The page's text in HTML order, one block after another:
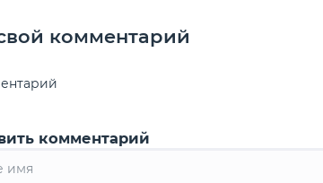
комментарий
комментарий